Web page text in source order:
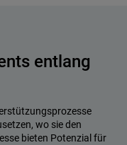
entlang
wo sie den
bieten Potenzial für